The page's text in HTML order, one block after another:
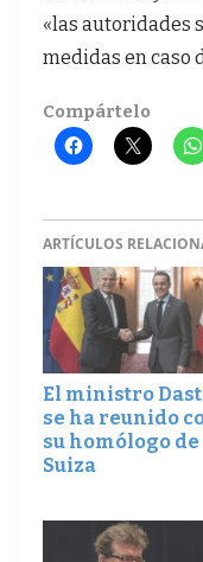
«las autoridades
medidas en caso
Compártelo
ARTÍCULOS
El ministro
se ha reunido
su homólogo de
Suiza